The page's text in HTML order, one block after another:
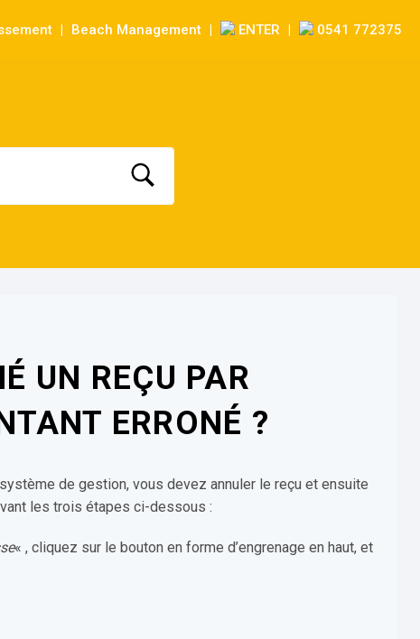
Beach Management ENTER 0541 772375
UN REÇU PAR
ERRONÉ ?
de gestion, vous devez annuler le reçu et ensuite
les trois étapes ci-dessous :
« , cliquez sur le bouton en forme d’engrenage en haut, et